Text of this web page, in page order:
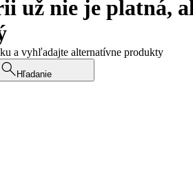
už nie je platná,
a vyhľadajte alternatívne produkty
Hľadanie